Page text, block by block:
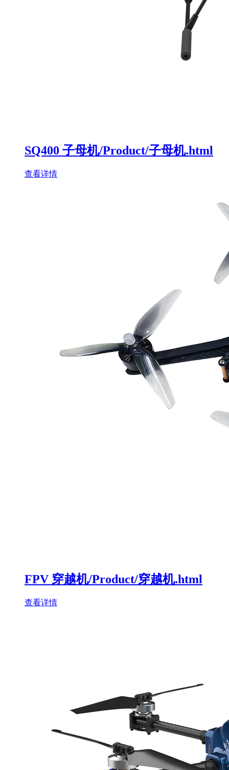
SQ400 子母机/Product/子母机.html
查看详情
FPV 穿越机/Product/穿越机.html
查看详情